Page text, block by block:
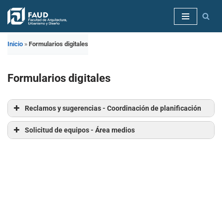
Saltar
Inicio » Formularios digitales
Formularios digitales
Reclamos y sugerencias - Coordinación de planificación
Solicitud de equipos - Área medios